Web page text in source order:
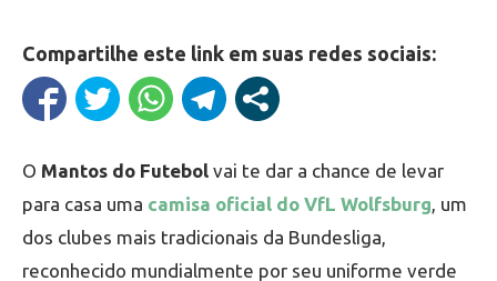
Compartilhe este link em suas redes sociais:
O Mantos do Futebol vai te dar a chance de levar
para casa uma camisa oficial do VfL Wolfsburg, um
dos clubes mais tradicionais da Bundesliga,
reconhecido mundialmente por seu uniforme verde